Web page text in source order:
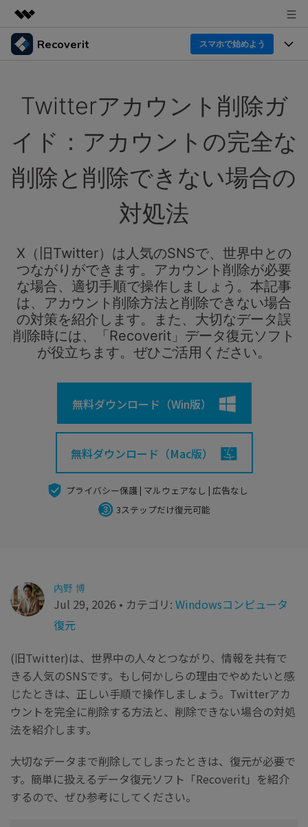
製品
企業情報
プラン＆価格
サポート
Recoverit スマホで始めよう
Windowsデータ復元ならRecoverit！確実な復元技術と
スマホで始めよう
Recoverit for Mac
AI
Macの大切なデータを制限なく完全復元
スマホで始めよう
スマホで始めよう
関連製品（データ修復/ バックアップ）
Repairit - データ修復
機能一覧
ドライブから復元
削除されたメディアを復元
独自の復元ソリューション 新着
データ損失のシナリオ
すべての機能を確認
データ復元事例
データ復元
パソコン復元
その他の復元
詳しくは
Recoveritとは
カスタマーストーリー
人気内容
Recoveritをよりよく活用
ログイン
search
スマホで始めよう
Twitterアカウント削除ガ
イド：アカウントの完全な
削除と削除できない場合の
対処法
X（旧Twitter）は人気のSNSで、世界中との
つながりができます。アカウント削除が必要
な場合、適切手順で操作しましょう。本記事
は、アカウント削除方法と削除できない場合
の対策を紹介します。また、大切なデータ誤
削除時には、「Recoverit」データ復元ソフト
が役立ちます。ぜひご活用ください。
無料ダウンロード（Win版）
無料ダウンロード（Mac版）
プライバシー保護 | マルウェアなし | 広告なし
3ステップだけ復元可能
内野 博
Jul 29, 2026 • カテゴリ: Windowsコンピュータ
復元
(旧Twitter)は、世界中の人々とつながり、情報を共有で
きる人気のSNSです。もし何かしらの理由でやめたいと感
じたときは、正しい手順で操作しましょう。Twitterアカ
ウントを完全に削除する方法と、削除できない場合の対処
法を紹介します。
大切なデータまで削除してしまったときは、復元が必要で
す。簡単に扱えるデータ復元ソフト「Recoverit」を紹介
するので、ぜひ参考にしてください。